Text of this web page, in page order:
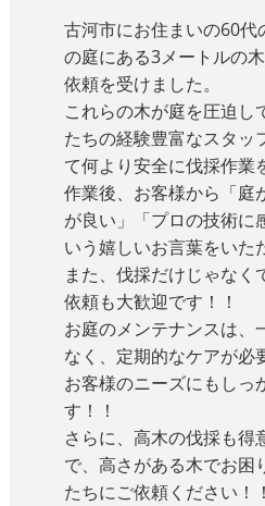
古河市にお住まいの60代
の庭にある3メートルの
依頼を受けました。
これらの木が庭を圧迫し
たちの経験豊富なスタッ
て何より安全に伐採作業
作業後、お客様から「庭
が良い」「プロの技術に
いう嬉しいお言葉をいた
また、伐採だけじゃなく
依頼も大歓迎です！！
お庭のメンテナンスは、
なく、定期的なケアが必
お客様のニーズにもしっ
す！！
さらに、高木の伐採も得
で、高さがある木でお困
たちにご依頼ください！